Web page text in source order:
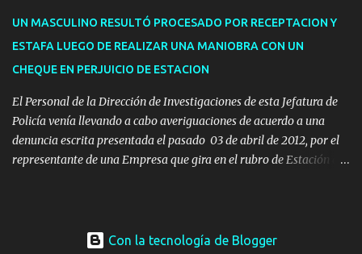
1921(interno 1456). Cuidacoches: consultas a
1921(interno 1246). Transporte: consultas generales relacionadas a
Uber y Taxi, a través de transporte@maldonado.gub.uy, t...
UN MASCULINO RESULTÓ PROCESADO POR RECEPTACION Y
ESTAFA LUEGO DE REALIZAR UNA MANIOBRA CON UN
CHEQUE EN PERJUICIO DE ESTACION
El Personal de la Dirección de Investigaciones de esta Jefatura de
Policía venía llevando a cabo averiguaciones de acuerdo a una
denuncia escrita presentada el pasado 03 de abril de 2012, por el
representante de una Empresa que gira en el rubro de Estación de
Con la tecnología de Blogger